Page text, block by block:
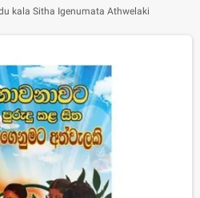
kala Sitha Igenumata Athwelaki